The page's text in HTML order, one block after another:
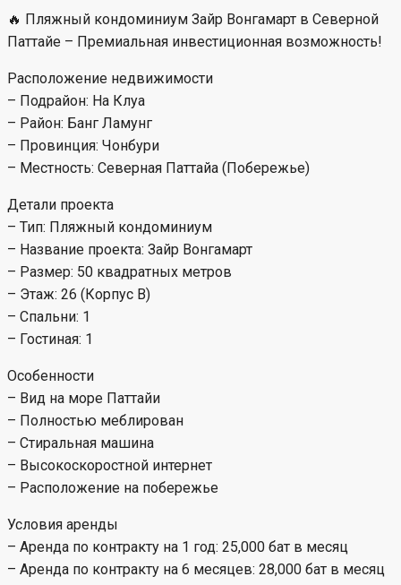
🔥 Пляжный кондоминиум Зайр Вонгамарт в Северной
Паттайе – Премиальная инвестиционная возможность!
Расположение недвижимости
– Подрайон: На Клуа
– Район: Банг Ламунг
– Провинция: Чонбури
– Местность: Северная Паттайа (Побережье)
Детали проекта
– Тип: Пляжный кондоминиум
– Название проекта: Зайр Вонгамарт
– Размер: 50 квадратных метров
– Этаж: 26 (Корпус B)
– Спальни: 1
– Гостиная: 1
Особенности
– Вид на море Паттайи
– Полностью меблирован
– Стиральная машина
– Высокоскоростной интернет
– Расположение на побережье
Условия аренды
– Аренда по контракту на 1 год: 25,000 бат в месяц
– Аренда по контракту на 6 месяцев: 28,000 бат в месяц